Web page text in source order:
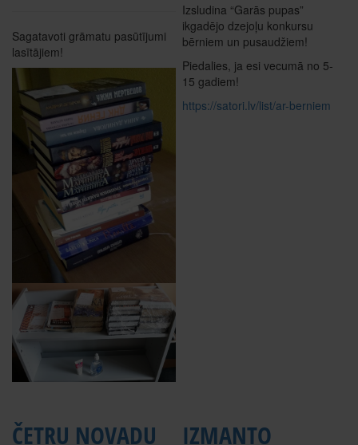
Sagatavoti grāmatu pasūtījumi
lasītājiem!
Izsludina “Garās pupas”
ikgadējo dzejoļu konkursu
bērniem un pusaudžiem!
Piedalies, ja esi vecumā no 5-
15 gadiem!
https://satori.lv/list/ar-berniem
ČETRU NOVADU
IZMANTO